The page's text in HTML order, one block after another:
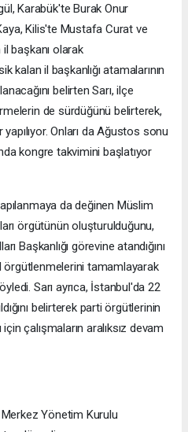
Karabük'te Burak Onur
Kilis'te Mustafa Curat ve
il başkanı olarak
kalan il başkanlığı atamalarının
belirten Sarı, ilçe
de sürdüğünü belirterek,
Onları da Ağustos sonu
kongre takvimini başlatıyor
da değinen Müslim
örgütünün oluşturulduğunu,
Başkanlığı görevine atandığını
il örgütlenmelerini tamamlayarak
Sarı ayrıca, İstanbul'da 22
belirterek parti örgütlerinin
çalışmaların aralıksız devam
Yönetim Kurulu